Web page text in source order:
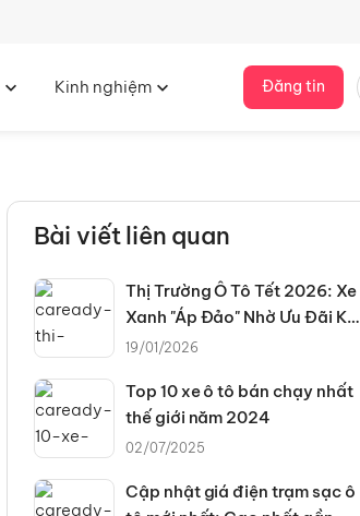
Kinh nghiệm Đăng tin
Bài viết liên quan
Thị Trường Ô Tô Tết 2026: Xe
Xanh "Áp Đảo" Nhờ Ưu Đãi Kép
Và Chính Sách Thuế Mới
19/01/2026
Top 10 xe ô tô bán chạy nhất
thế giới năm 2024
02/07/2025
Cập nhật giá điện trạm sạc ô